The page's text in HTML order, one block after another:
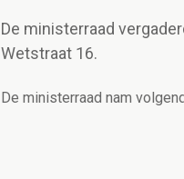
De ministerraad
Wetstraat 16.
De ministerraad nam